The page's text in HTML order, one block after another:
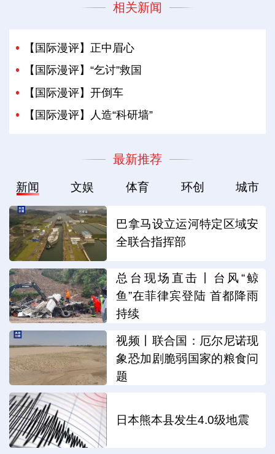
相关新闻
【国际漫评】正中眉心
【国际漫评】“乞讨”救国
【国际漫评】开倒车
【国际漫评】人造“科研墙”
最新推荐
新闻 文娱 体育 环创 城市
巴拿马设立运河特定区域安
全联合指挥部
总台现场直击丨台风“鲸
鱼”在菲律宾登陆 首都降雨
持续
视频丨联合国：厄尔尼诺现
象恐加剧脆弱国家的粮食问
题
日本熊本县发生4.0级地震